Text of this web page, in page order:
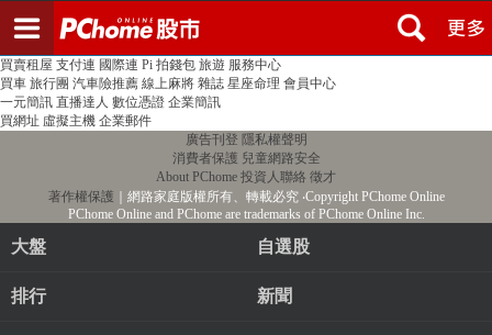
PChome首頁 線上購物 24h購物 書店
買賣租屋 支付連 國際連 Pi 拍錢包 旅遊 服務中心
買車 旅行團 汽車險推薦 線上麻將 雜誌 星座命理 會員中心
一元簡訊 直播達人 數位憑證 企業簡訊
買網址 虛擬主機 企業郵件
廣告刊登 隱私權聲明
消費者保護 兒童網路安全
About PChome 投資人聯絡 徵才
著作權保護 ｜網路家庭版權所有、轉載必究‧Copyright PChome Online
PChome Online and PChome are trademarks of PChome Online Inc.
大盤 自選股
排行 新聞